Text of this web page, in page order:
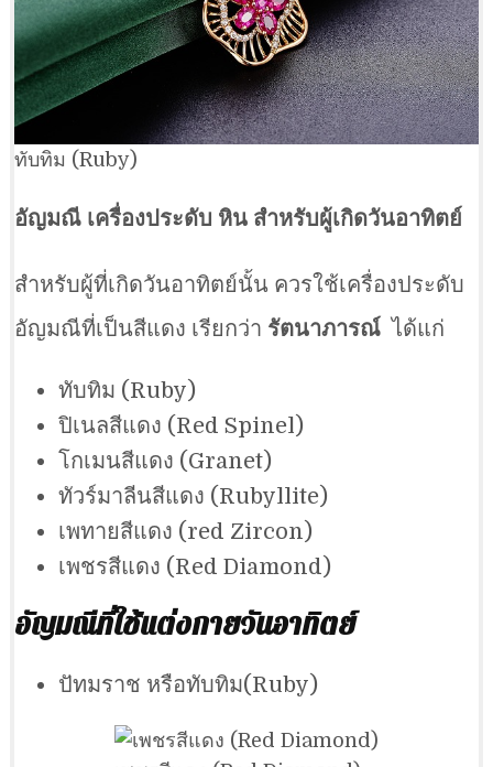
ทับทิม (Ruby)
อัญมณี เครื่องประดับ หิน สำหรับผู้เกิดวันอาทิตย์
สำหรับผู้ที่เกิดวันอาทิตย์นั้น ควรใช้เครื่องประดับ
อัญมณีที่เป็นสีแดง เรียกว่า รัตนาภารณ์ ได้แก่
ทับทิม (Ruby)
ปิเนลสีแดง (Red Spinel)
โกเมนสีแดง (Granet)
ทัวร์มาลีนสีแดง (Rubyllite)
เพทายสีแดง (red Zircon)
เพชรสีแดง (Red Diamond)
อัญมณีที่ใช้แต่งกายวันอาทิตย์
ปัทมราช หรือทับทิม(Ruby)